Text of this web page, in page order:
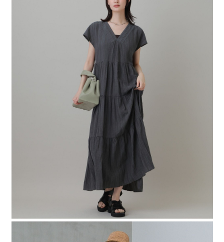
2.透過簡訊連結打開帳單後，可選擇「超商條碼／台灣大直營門市／銀行轉
帳／街口支付／iPASS MONEY」等通路繳費。
1.本服務係由「台灣大哥大股份有限公司」（以下簡稱本公司）所提供，讓
用戶於交易時，得透過本服務購買商品或服務，並由商店將買賣／分期付款
買賣價金債權讓與本公司後，依約使用本公司帳單繳交帳款。
2.基於同意付款使用「大哥付你分期」之契約關係目的，商店將以您的個人
資料（包含姓名、電話或地址）提供予台灣大哥大進項蒐集、處理及利用，
由本公司與您本人進行分期帳單所需資料之確認、核對及更正。
3.完整用戶服務條款，請詳閱以下連結：
https://oppay.tw/userRule
１．於結帳方式選擇「AFTEE先享後付」後，將跳轉至「AFTEE先享後付」
結帳頁面，進行簡訊認證並確認金額後，即可完成結帳。
２．訂單成立數日內，您將收到繳費通知簡訊。
３．收到繳費通知簡訊後14天內，點擊此簡訊中的連結，可透過四大超商／
ATM／網路銀行／等多元方式進行付款，方視為交易完成。
※ 請注意：結帳手續完成當下不需立刻繳費，但若您需要取消訂單，請聯絡
購買商品的店家。未經商家同意取消之訂單仍視為有效，需透過AFTEE先享
※ 交易是否成功請以「AFTEE先享後付 」之結帳頁面顯示為準，若有關於
是否繳費成功／繳費後需取消欲退款等相關疑問，請聯繫「AFTEE先享後付
https://netprotections.freshdesk.com/support/home
１．透過由恩沛科技股份有限公司提供之「AFTEE先享後付」服務完成之交
易，需依本服務之必要範圍內提供個人資料，並將交易相關給付款項請求債
權轉讓予恩沛科技股份有限公司。
２．關於個人資料處理事宜，請瀏覽以下網址：
https://aftee.tw/terms/#terms3
３．未成年的使用者請事先徵得法定代理人或監護人之同意方可使用
「AFTEE先享後付」，若未經同意申辦者引起之損失，本公司不負相關責
４．使用「AFTEE先享後付」時，將依據個別帳號之用戶狀況，依本公司即
時審查核予不同之上限額度；若仍有額度不足之情形，本公司將視審查結果
５．嚴禁一人註冊多個帳號或使用他人資訊註冊。若發現惡意使用之情形，
恩沛科技股份有限公司將有權停止該用戶之使用額度並採取法律行動。
每筆NT$80，滿NT$1,500(含以上)免運費
每筆NT$80，滿NT$1,500(含以上)免運費
每筆NT$80，滿NT$1,500(含以上)免運費
每筆NT$80，滿NT$1,500(含以上)免運費